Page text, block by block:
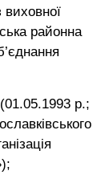
виховної
районна
(01.05.1993 р.;